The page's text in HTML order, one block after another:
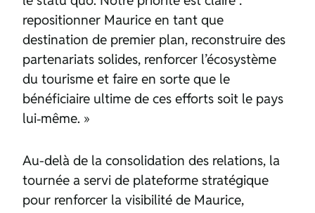
repositionner Maurice en tant que
destination de premier plan, reconstruire des
partenariats solides, renforcer l’écosystème
du tourisme et faire en sorte que le
bénéficiaire ultime de ces efforts soit le pays
lui‑même. »
Au-delà de la consolidation des relations, la
tournée a servi de plateforme stratégique
pour renforcer la visibilité de Maurice,